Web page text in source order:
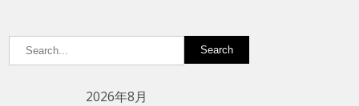
2026年8月